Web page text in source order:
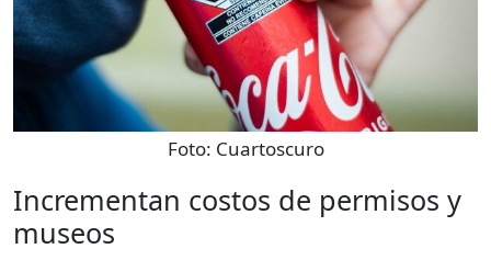
Foto: Cuartoscuro
Incrementan costos de permisos y
museos